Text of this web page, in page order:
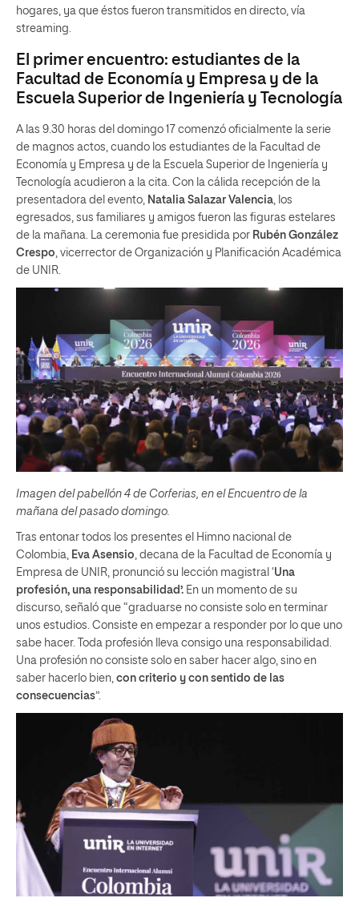
hogares, ya que éstos fueron transmitidos en directo, vía
streaming.
El primer encuentro: estudiantes de la
Facultad de Economía y Empresa y de la
Escuela Superior de Ingeniería y Tecnología
A las 9.30 horas del domingo 17 comenzó oficialmente la serie
de magnos actos, cuando los estudiantes de la Facultad de
Economía y Empresa y de la Escuela Superior de Ingeniería y
Tecnología acudieron a la cita. Con la cálida recepción de la
presentadora del evento, Natalia Salazar Valencia, los
egresados, sus familiares y amigos fueron las figuras estelares
de la mañana. La ceremonia fue presidida por Rubén González
Crespo, vicerrector de Organización y Planificación Académica
de UNIR.
Imagen del pabellón 4 de Corferias, en el Encuentro de la
mañana del pasado domingo.
Tras entonar todos los presentes el Himno nacional de
Colombia,
Eva Asensio , decana de la Facultad de Economía y
Empresa de UNIR, pronunció su lección magistral ‘Una
profesión, una responsabilidad’. En un momento de su
discurso, señaló que “graduarse no consiste solo en terminar
unos estudios. Consiste en empezar a responder por lo que uno
sabe hacer. Toda profesión lleva consigo una responsabilidad.
Una profesión no consiste solo en saber hacer algo, sino en
saber hacerlo bien, con criterio y con sentido de las
consecuencias”.